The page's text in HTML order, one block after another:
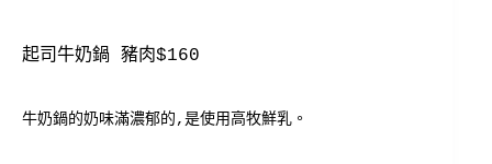
起司牛奶鍋 豬肉$160
牛奶鍋的奶味滿濃郁的,是使用高牧鮮乳。